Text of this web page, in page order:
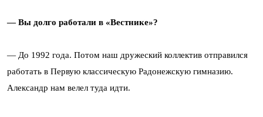
— Вы долго работали в «Вестнике»?
— До 1992 года. Потом наш дружеский коллектив отправился
работать в Первую классическую Радонежскую гимназию.
Александр нам велел туда идти.